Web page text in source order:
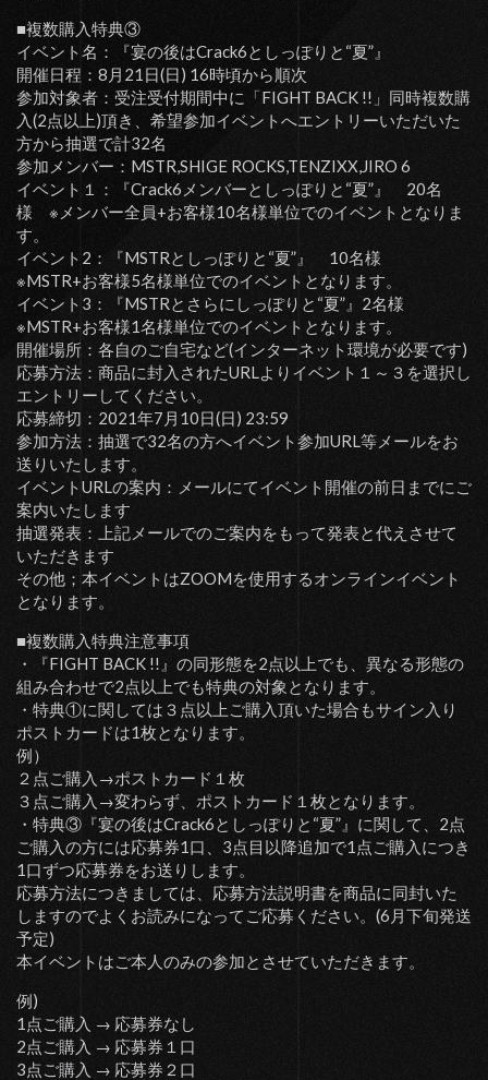
■複数購入特典③
イベント名：『宴の後はCrack6としっぽりと“夏”』
開催日程：8月21日(日) 16時頃から順次
参加対象者：受注受付期間中に「FIGHT BACK !!」同時複数購
入(2点以上)頂き、希望参加イベントへエントリーいただいた
方から抽選で計32名
参加メンバー：MSTR,SHIGE ROCKS,TENZIXX,JIRO 6
イベント１：『Crack6メンバーとしっぽりと“夏”』 20名
様 ※メンバー全員+お客様10名様単位でのイベントとなりま
す。
イベント2：『MSTRとしっぽりと“夏”』 10名様
※MSTR+お客様5名様単位でのイベントとなります。
イベント3：『MSTRとさらにしっぽりと“夏”』2名様
※MSTR+お客様1名様単位でのイベントとなります。
開催場所：各自のご自宅など(インターネット環境が必要です)
応募方法：商品に封入されたURLよりイベント１～３を選択し
エントリーしてください。
応募締切：2021年7月10日(日) 23:59
参加方法：抽選で32名の方へイベント参加URL等メールをお
送りいたします。
イベントURLの案内：メールにてイベント開催の前日までにご
案内いたします
抽選発表：上記メールでのご案内をもって発表と代えさせて
いただきます
その他；本イベントはZOOMを使用するオンラインイベント
となります。
■複数購入特典注意事項
・『FIGHT BACK !!』の同形態を2点以上でも、異なる形態の
組み合わせで2点以上でも特典の対象となります。
・特典①に関しては３点以上ご購入頂いた場合もサイン入り
ポストカードは1枚となります。
例）
２点ご購入→ポストカード１枚
３点ご購入→変わらず、ポストカード１枚となります。
・特典③『宴の後はCrack6としっぽりと“夏”』に関して、2点
ご購入の方には応募券1口、3点目以降追加で1点ご購入につき
1口ずつ応募券をお送りします。
応募方法につきましては、応募方法説明書を商品に同封いた
しますのでよくお読みになってご応募ください。(6月下旬発送
予定)
本イベントはご本人のみの参加とさせていただきます。
例)
1点ご購入 → 応募券なし
2点ご購入 → 応募券１口
3点ご購入 → 応募券２口